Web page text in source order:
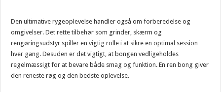
Den ultimative rygeoplevelse handler også om forberedelse og
omgivelser. Det rette tilbehør som grinder, skærm og
rengøringsudstyr spiller en vigtig rolle i at sikre en optimal session
hver gang. Desuden er det vigtigt, at bongen vedligeholdes
regelmæssigt for at bevare både smag og funktion. En ren bong giver
den reneste røg og den bedste oplevelse.